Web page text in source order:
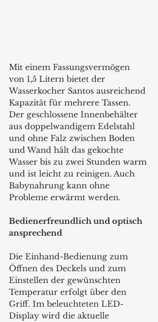
Mit einem Fassungsvermögen
von 1,5 Litern bietet der
Wasserkocher Santos ausreichend
Kapazität für mehrere Tassen.
Der geschlossene Innenbehälter
aus doppelwandigem Edelstahl
und ohne Falz zwischen Boden
und Wand hält das gekochte
Wasser bis zu zwei Stunden warm
und ist leicht zu reinigen. Auch
Babynahrung kann ohne
Probleme erwärmt werden.
Bedienerfreundlich und optisch
ansprechend
Die Einhand-Bedienung zum
Öffnen des Deckels und zum
Einstellen der gewünschten
Temperatur erfolgt über den
Griff. Im beleuchteten LED-
Display wird die aktuelle